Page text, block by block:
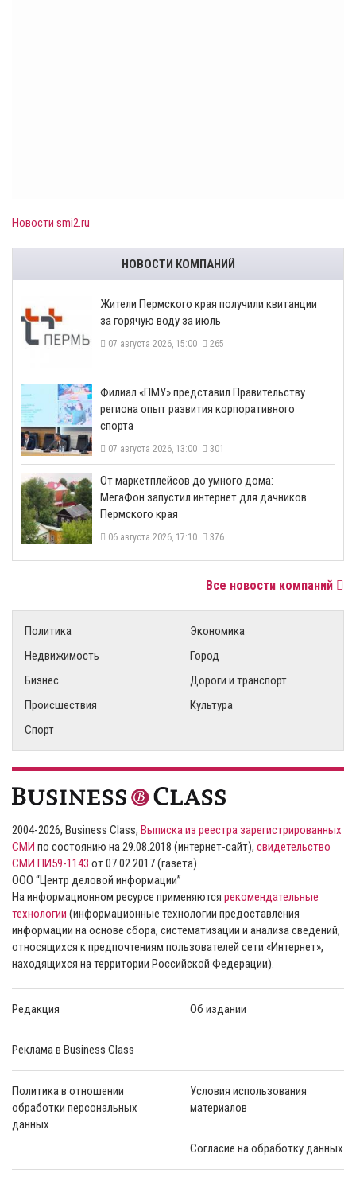
Новости smi2.ru
НОВОСТИ КОМПАНИЙ
​Жители Пермского края получили квитанции
за горячую воду за июль
07 августа 2026, 15:00 265
​Филиал «ПМУ» представил Правительству
региона опыт развития корпоративного
спорта
07 августа 2026, 13:00 301
От маркетплейсов до умного дома:
МегаФон запустил интернет для дачников
Пермского края
06 августа 2026, 17:10 376
Все новости компаний
Политика
Экономика
Недвижимость
Город
Бизнес
Дороги и транспорт
Происшествия
Культура
Спорт
2004-2026, Business Class, Выписка из реестра зарегистрированных
СМИ по состоянию на 29.08.2018 (интернет-сайт), свидетельство
СМИ ПИ59-1143 от 07.02.2017 (газета)
ООО “Центр деловой информации”
На информационном ресурсе применяются рекомендательные
технологии (информационные технологии предоставления
информации на основе сбора, систематизации и анализа сведений,
относящихся к предпочтениям пользователей сети «Интернет»,
находящихся на территории Российской Федерации).
Редакция Об издании
Реклама в Business Class
Политика в отношении
обработки персональных
данных
Условия использования
материалов
Согласие на обработку данных